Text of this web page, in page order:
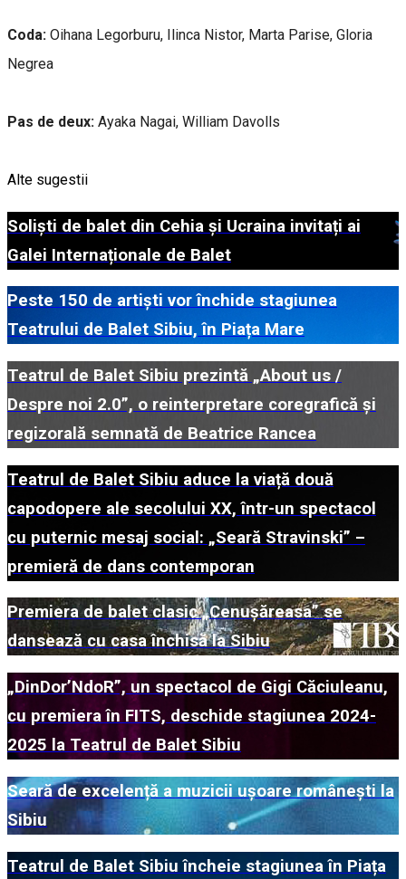
Coda: Oihana Legorburu, Ilinca Nistor, Marta Parise, Gloria
Negrea
Pas de deux: Ayaka Nagai, William Davolls
Alte sugestii
Soliști de balet din Cehia și Ucraina invitați ai
Galei Internaționale de Balet
Peste 150 de artiști vor închide stagiunea
Teatrului de Balet Sibiu, în Piața Mare
Teatrul de Balet Sibiu prezintă „About us /
Despre noi 2.0”, o reinterpretare coregrafică și
regizorală semnată de Beatrice Rancea
Teatrul de Balet Sibiu aduce la viață două
capodopere ale secolului XX, într-un spectacol
cu puternic mesaj social: „Seară Stravinski” –
premieră de dans contemporan
Premiera de balet clasic „Cenușăreasa” se
dansează cu casa închisă la Sibiu
„DinDor’NdoR”, un spectacol de Gigi Căciuleanu,
cu premiera în FITS, deschide stagiunea 2024-
2025 la Teatrul de Balet Sibiu
Seară de excelență a muzicii ușoare românești la
Sibiu
Teatrul de Balet Sibiu încheie stagiunea în Piața